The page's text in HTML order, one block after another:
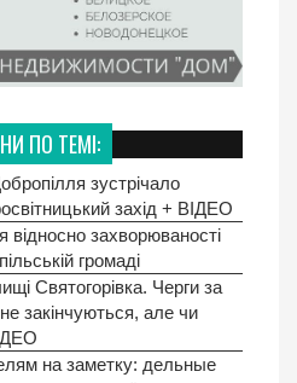
ПО ТЕМІ:
зустрічало
захід + ВIДЕО
відносно захворюваності
громаді
Святогорівка. Черги за
закінчуються, але чи
на заметку: дельные